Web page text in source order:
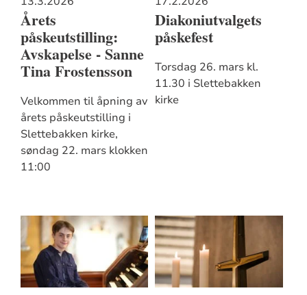
Årets
påskeutstilling:
Avskapelse - Sanne
Tina Frostensson
Velkommen til åpning av
årets påskeutstilling i
Slettebakken kirke,
søndag 22. mars klokken
11:00
Diakoniutvalgets
påskefest
Torsdag 26. mars kl.
11.30 i Slettebakken
kirke